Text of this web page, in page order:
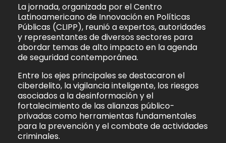
La jornada, organizada por el Centro
Latinoamericano de Innovación en Políticas
Públicas (CLIPP), reunió a expertos, autoridades
y representantes de diversos sectores para
abordar temas de alto impacto en la agenda
de seguridad contemporánea.
Entre los ejes principales se destacaron el
ciberdelito, la vigilancia inteligente, los riesgos
asociados a la desinformación y el
fortalecimiento de las alianzas público-
privadas como herramientas fundamentales
para la prevención y el combate de actividades
criminales.